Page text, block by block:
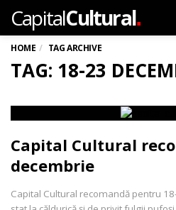
CapitalCultural.
HOME TAG ARCHIVE
TAG: 18-23
Capital Cultural
decembrie
Capital Cultural recomandă pentru